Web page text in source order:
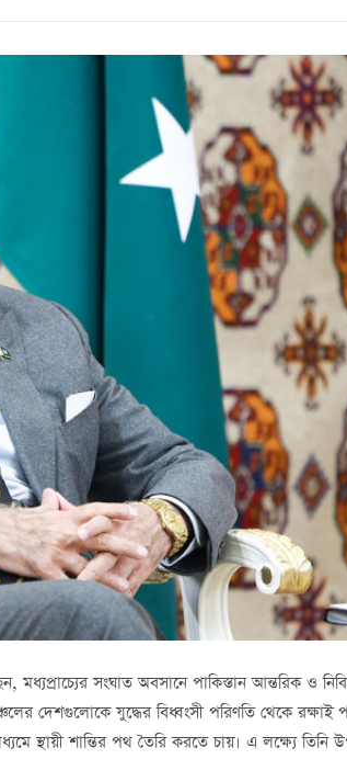
মধ্যপ্রাচ্যের সংঘাত অবসানে পাকিস্তান আন্তরিক ও
দেশগুলোকে যুদ্ধের বিধ্বংসী পরিণতি থেকে রক্ষাই
স্থায়ী শান্তির পথ তৈরি করতে চায়। এ লক্ষ্যে